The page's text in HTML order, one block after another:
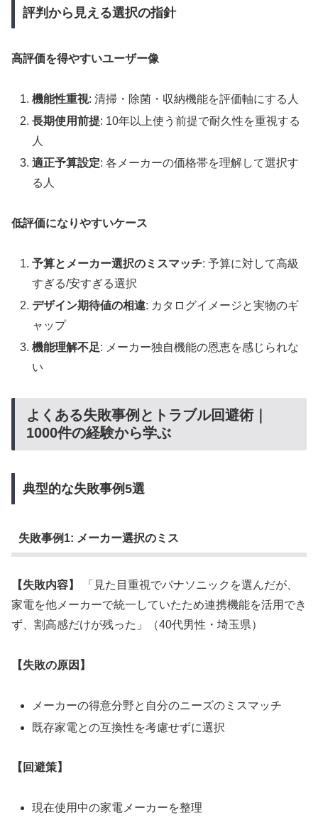
評判から見える選択の指針
高評価を得やすいユーザー像
機能性重視: 清掃・除菌・収納機能を評価軸にする人
長期使用前提: 10年以上使う前提で耐久性を重視する
人
適正予算設定: 各メーカーの価格帯を理解して選択す
る人
低評価になりやすいケース
予算とメーカー選択のミスマッチ: 予算に対して高級
すぎる/安すぎる選択
デザイン期待値の相違: カタログイメージと実物のギ
ャップ
機能理解不足: メーカー独自機能の恩恵を感じられな
い
よくある失敗事例とトラブル回避術｜
1000件の経験から学ぶ
典型的な失敗事例5選
失敗事例1: メーカー選択のミス
【失敗内容】
「見た目重視でパナソニックを選んだが、
家電を他メーカーで統一していたため連携機能を活用でき
ず、割高感だけが残った」（40代男性・埼玉県）
【失敗の原因】
メーカーの得意分野と自分のニーズのミスマッチ
既存家電との互換性を考慮せずに選択
【回避策】
現在使用中の家電メーカーを整理